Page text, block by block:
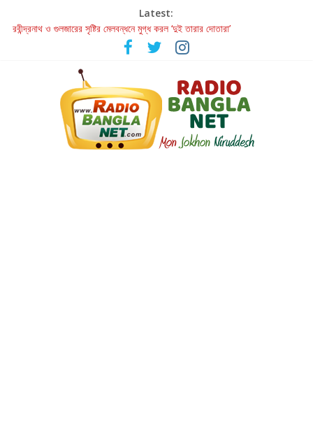
Latest:
রবীন্দ্রনাথ ও গুলজারের সৃষ্টির মেলবন্ধনে মুগ্ধ করল ‘দুই তারার দোতারা’
কলের গান থেকে রীলস্ — বাঙালির গান শোনার বিবর্তনের গল্প
জগন্নাথমঙ্গলম্ — বাংলায় প্রথমবার মঞ্চে এবার রথযাত্রার উদযাপন
Retribution: A Thought-Provoking Short Film That Challenges
Our Understanding of Justice
হাওয়া বদলের টলিউডে ‘তুমি এলে তাই’